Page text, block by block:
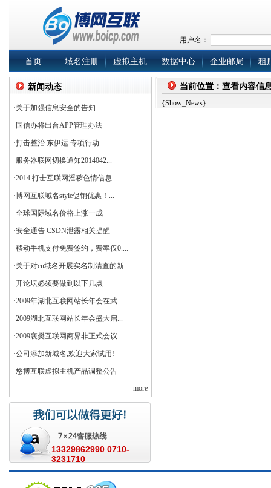
用户名：
首页 域名注册 虚拟主机 数据中心 企业邮局 租
新闻动态
·关于加强信息安全的告知
· 国信办将出台APP管理办法
·打击整治 东伊运 专项行动
·服务器联网切换通知2014042...
·2014 打击互联网淫秽色情信息...
·博网互联域名style促销优惠！...
·全球国际域名价格上涨一成
·安全通告 CSDN泄露相关提醒
·移动手机支付免费签约，费率仅0....
·关于对cn域名开展实名制清查的新...
·开论坛必须要做到以下几点
·2009年湖北互联网站长年会在武...
·2009湖北互联网站长年会盛大启...
·2009襄樊互联网商界非正式会议...
·公司添加新域名,欢迎大家试用!
·悠博互联虚拟主机产品调整公告
more
13329862990 0710-
3231710
当前位置：查看内容信
{Show_News}